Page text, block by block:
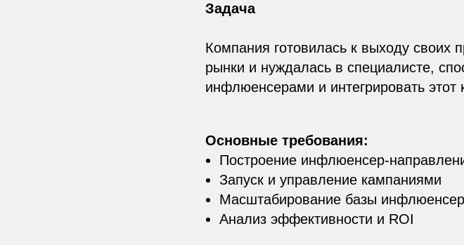
Задача
Компания готовилась к выходу
рынки и нуждалась в специалисте,
инфлюенсерами и интегрировать
Основные требования:
Построение инфлюенсер-
Запуск и управление кампаниями
Масштабирование базы
Анализ эффективности и ROI